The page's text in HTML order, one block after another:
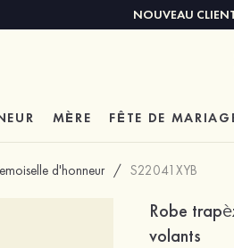
NOUVEAU
MÈRE FÊTE DE
d'honneur / S22041XYB
Robe
volants